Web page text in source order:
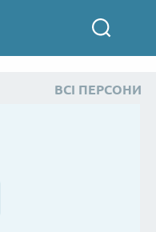
ВСІ ПЕРСОНИ